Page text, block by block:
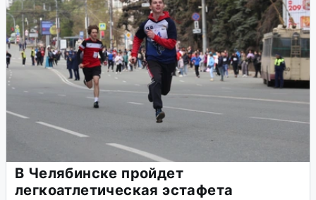
В Челябинске пройдет
легкоатлетическая эстафета